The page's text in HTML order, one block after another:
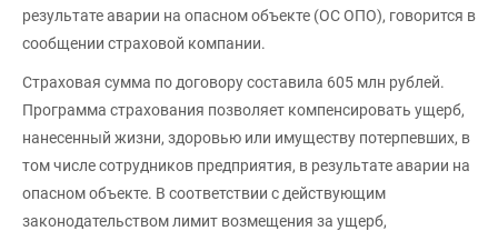
результате аварии на опасном объекте (ОС ОПО), говорится в
сообщении страховой компании.
Страховая сумма по договору составила 605 млн рублей.
Программа страхования позволяет компенсировать ущерб,
нанесенный жизни, здоровью или имуществу потерпевших, в
том числе сотрудников предприятия, в результате аварии на
опасном объекте. В соответствии с действующим
законодательством лимит возмещения за ущерб,